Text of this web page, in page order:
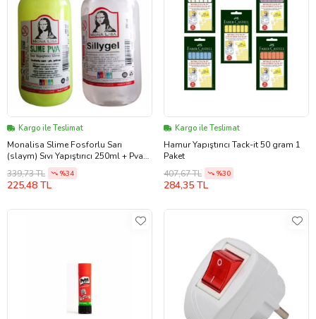
Kargo ile Teslimat
Monalisa Slime Fosforlu Sarı
(slaym) Sıvı Yapıştırıcı 250ml + Pva
250ml
339,73 TL %34
225,48 TL
Kargo ile Teslimat
Hamur Yapıştırıcı Tack-it 50 gram 1
Paket
407,67 TL
%30
284,35 TL